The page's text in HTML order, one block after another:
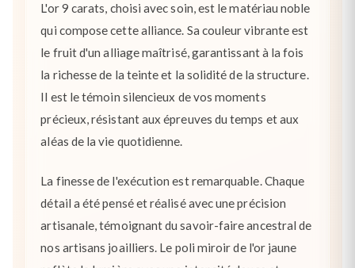
L'or 9 carats, choisi avec soin, est le matériau noble
qui compose cette alliance. Sa couleur vibrante est
le fruit d'un alliage maîtrisé, garantissant à la fois
la richesse de la teinte et la solidité de la structure.
Il est le témoin silencieux de vos moments
précieux, résistant aux épreuves du temps et aux
aléas de la vie quotidienne.
La finesse de l'exécution est remarquable. Chaque
détail a été pensé et réalisé avec une précision
artisanale, témoignant du savoir-faire ancestral de
nos artisans joailliers. Le poli miroir de l'or jaune